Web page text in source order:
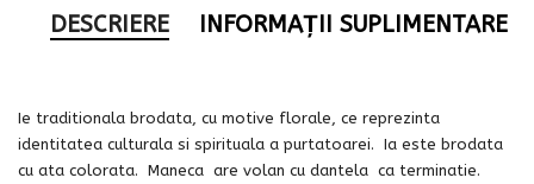
DESCRIERE INFORMAȚII SUPLIMENTARE
Ie traditionala brodata, cu motive florale, ce reprezinta
identitatea culturala si spirituala a purtatoarei. Ia este brodata
cu ata colorata. Maneca are volan cu dantela ca terminatie.